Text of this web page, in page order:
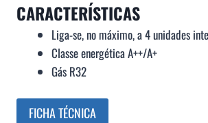
CARACTERÍSTICAS
Liga-se, no máximo, a 4 unidades
Classe energética A++/A+
Gás R32
FICHA TÉCNICA